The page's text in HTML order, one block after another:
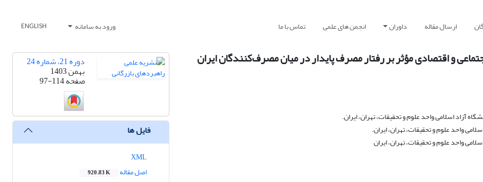
ارسال مقاله داوران انجمن های علمی تماس با ما ورود به سامانه ENGLISH
و اقتصادی مؤثر بر رفتار مصرف پایدار در میان مصرف‌کنندگان ایران
آزاد اسلامی واحد علوم و تحقیقات، تهران، ایران.
واحد علوم و تحقیقات، تهران، ایران.
واحد علوم و تحقیقات، تهران، ایران
دوره 21، شماره 24
بهمن 1403
صفحه97-114
فایل ها
اصل مقاله
920.83 K